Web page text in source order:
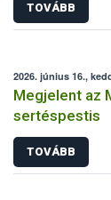
TOVÁBB
2026. június 16.,
Megjelent az
sertéspestis
TOVÁBB